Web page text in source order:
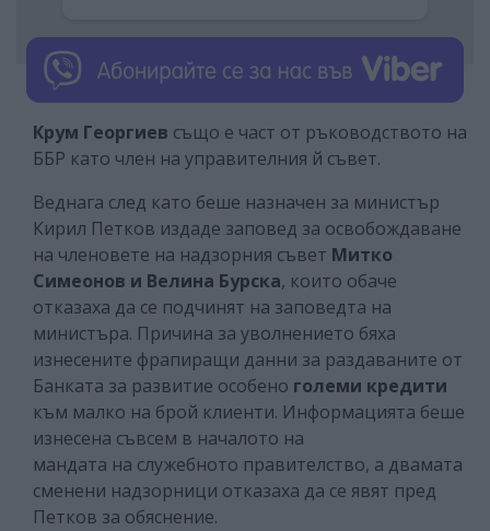
Крум Георгиев също е част от ръководството на
ББР като член на управителния й съвет.
Веднага след като беше назначен за министър
Кирил Петков издаде заповед за освобождаване
на членовете на надзорния съвет Митко
Симеонов и Велина Бурска, които обаче
отказаха да се подчинят на заповедта на
министъра. Причина за уволнението бяха
изнесените фрапиращи данни за раздаваните от
Банката за развитие особено големи кредити
към малко на брой клиенти. Информацията беше
изнесена съвсем в началото на
мандата на служебното правителство, а двамата
сменени надзорници отказаха да се явят пред
Петков за обяснение.